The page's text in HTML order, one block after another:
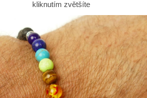
kliknutím zvětšíte